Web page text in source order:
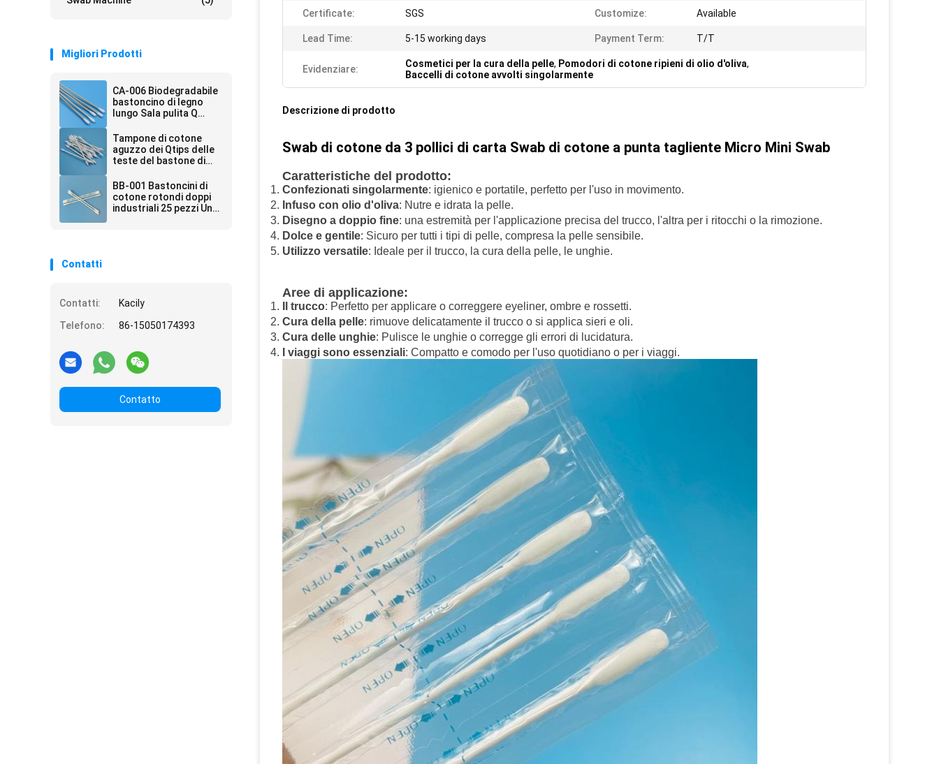
Migliori Prodotti
CA-006 Biodegradabile
bastoncino di legno
lungo Sala pulita Q
industriale bastoncino
per la pulizia
Tampone di cotone
aguzzo dei Qtips delle
teste del bastone di
Eco doppio per il locale
senza polvere CA-003
BB-001 Bastoncini di
cotone rotondi doppi
industriali 25 pezzi Una
Contatti
Contatti:
Kacily
Telefono:
86-15050174393
Contatto
Certificate: SGS Customize: Available
Lead Time: 5-15 working days Payment Term: T/T
Evidenziare: Cosmetici per la cura della pelle, Pomodori di cotone ripieni di olio d'oliva,
Baccelli di cotone avvolti singolarmente
Descrizione di prodotto
Swab di cotone da 3 pollici di carta Swab di cotone a punta tagliente Micro Mini Swab
Caratteristiche del prodotto:
Confezionati singolarmente: igienico e portatile, perfetto per l'uso in movimento.
Infuso con olio d'oliva: Nutre e idrata la pelle.
Disegno a doppio fine: una estremità per l'applicazione precisa del trucco, l'altra per i ritocchi o la rimozione.
Dolce e gentile: Sicuro per tutti i tipi di pelle, compresa la pelle sensibile.
Utilizzo versatile: Ideale per il trucco, la cura della pelle, le unghie.
Aree di applicazione:
Il trucco: Perfetto per applicare o correggere eyeliner, ombre e rossetti.
Cura della pelle: rimuove delicatamente il trucco o si applica sieri e oli.
Cura delle unghie: Pulisce le unghie o corregge gli errori di lucidatura.
I viaggi sono essenziali: Compatto e comodo per l'uso quotidiano o per i viaggi.